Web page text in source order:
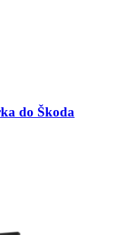
do Škoda